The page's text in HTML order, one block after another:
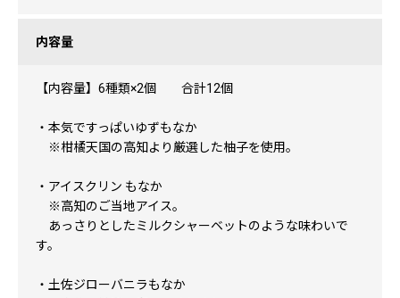
内容量
【内容量】6種類×2個 合計12個
・本気ですっぱいゆずもなか
※柑橘天国の高知より厳選した柚子を使用。
・アイスクリン もなか
※高知のご当地アイス。
あっさりとしたミルクシャーベットのような味わいで
す。
・土佐ジローバニラもなか